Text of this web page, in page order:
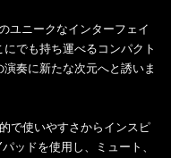
ユニークなインターフェイ
でも持ち運べるコンパクト
奏に新たな次元へと誘いま
で使いやすさからインスピ
ッドを使用し、ミュート、